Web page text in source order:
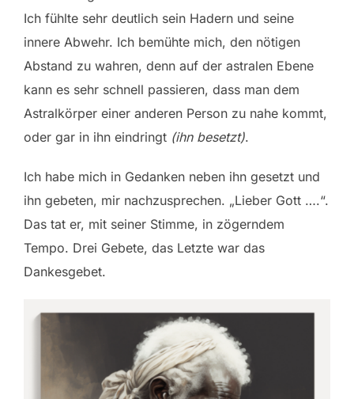
Ich fühlte sehr deutlich sein Hadern und seine
innere Abwehr. Ich bemühte mich, den nötigen
Abstand zu wahren, denn auf der astralen Ebene
kann es sehr schnell passieren, dass man dem
Astralkörper einer anderen Person zu nahe kommt,
oder gar in ihn eindringt (ihn besetzt).
Ich habe mich in Gedanken neben ihn gesetzt und
ihn gebeten, mir nachzusprechen. „Lieber Gott ….“.
Das tat er, mit seiner Stimme, in zögerndem
Tempo. Drei Gebete, das Letzte war das
Dankesgebet.